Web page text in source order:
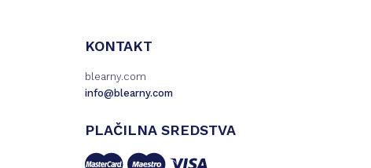
KONTAKT
blearny.com
info@blearny.com
PLAČILNA SREDSTVA